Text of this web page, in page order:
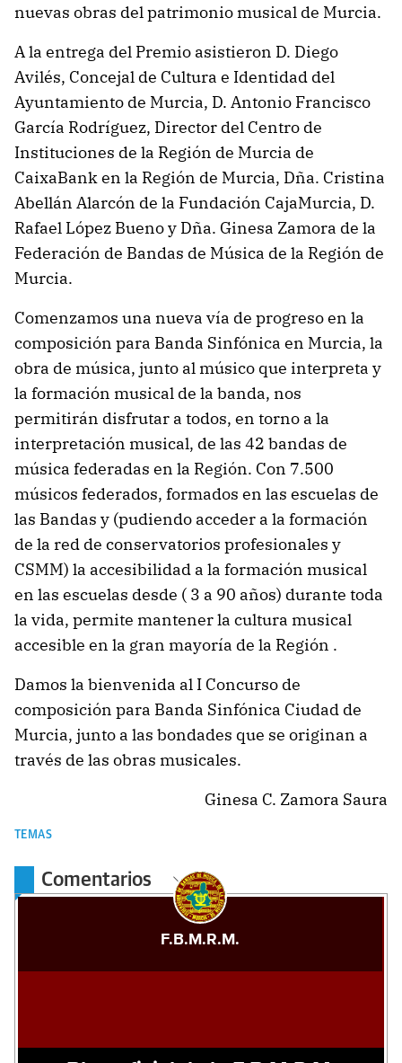
nuevas obras del patrimonio musical de Murcia.
A la entrega del Premio asistieron D. Diego
Avilés, Concejal de Cultura e Identidad del
Ayuntamiento de Murcia, D. Antonio Francisco
García Rodríguez, Director del Centro de
Instituciones de la Región de Murcia de
CaixaBank en la Región de Murcia, Dña. Cristina
Abellán Alarcón de la Fundación CajaMurcia, D.
Rafael López Bueno y Dña. Ginesa Zamora de la
Federación de Bandas de Música de la Región de
Murcia.
Comenzamos una nueva vía de progreso en la
composición para Banda Sinfónica en Murcia, la
obra de música, junto al músico que interpreta y
la formación musical de la banda, nos
permitirán disfrutar a todos, en torno a la
interpretación musical, de las 42 bandas de
música federadas en la Región. Con 7.500
músicos federados, formados en las escuelas de
las Bandas y (pudiendo acceder a la formación
de la red de conservatorios profesionales y
CSMM) la accesibilidad a la formación musical
en las escuelas desde ( 3 a 90 años) durante toda
la vida, permite mantener la cultura musical
accesible en la gran mayoría de la Región .
Damos la bienvenida al I Concurso de
composición para Banda Sinfónica Ciudad de
Murcia, junto a las bondades que se originan a
través de las obras musicales.
Ginesa C. Zamora Saura
TEMAS
Comentarios
F.B.M.R.M.